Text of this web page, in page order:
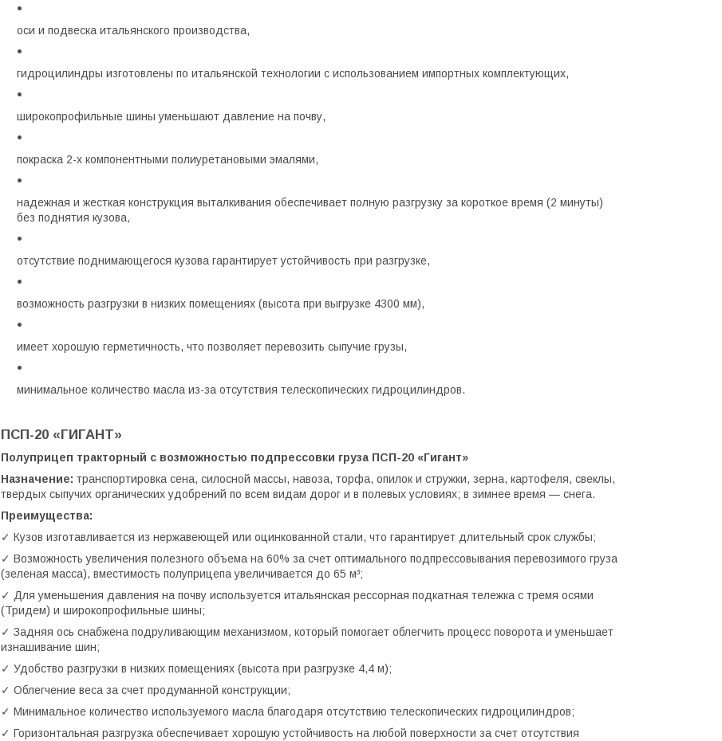
оси и подвеска итальянского производства,
гидроцилиндры изготовлены по итальянской технологии с использованием импортных комплектующих,
широкопрофильные шины уменьшают давление на почву,
покраска 2-х компонентными полиуретановыми эмалями,
надежная и жесткая конструкция выталкивания обеспечивает полную разгрузку за короткое время (2 минуты)
без поднятия кузова,
отсутствие поднимающегося кузова гарантирует устойчивость при разгрузке,
возможность разгрузки в низких помещениях (высота при выгрузке 4300 мм),
имеет хорошую герметичность, что позволяет перевозить сыпучие грузы,
минимальное количество масла из-за отсутствия телескопических гидроцилиндров.
ПСП-20 «ГИГАНТ»
Полуприцеп тракторный с возможностью подпрессовки груза ПСП-20 «Гигант»
Назначение: транспортировка сена, силосной массы, навоза, торфа, опилок и стружки, зерна, картофеля, свеклы,
твердых сыпучих органических удобрений по всем видам дорог и в полевых условиях; в зимнее время — снега.
Преимущества:
✓ Кузов изготавливается из нержавеющей или оцинкованной стали, что гарантирует длительный срок службы;
✓ Возможность увеличения полезного объема на 60% за счет оптимального подпрессовывания перевозимого груза
(зеленая масса), вместимость полуприцепа увеличивается до 65 м³;
✓ Для уменьшения давления на почву используется итальянская рессорная подкатная тележка с тремя осями
(Тридем) и широкопрофильные шины;
✓ Задняя ось снабжена подруливающим механизмом, который помогает облегчить процесс поворота и уменьшает
изнашивание шин;
✓ Удобство разгрузки в низких помещениях (высота при разгрузке 4,4 м);
✓ Облегчение веса за счет продуманной конструкции;
✓ Минимальное количество используемого масла благодаря отсутствию телескопических гидроцилиндров;
✓ Горизонтальная разгрузка обеспечивает хорошую устойчивость на любой поверхности за счет отсутствия